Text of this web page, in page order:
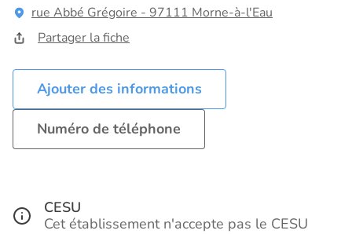
rue Abbé Grégoire - 97111 Morne-à-l'Eau
Partager la fiche
Ajouter des informations
Numéro de téléphone
CESU
Cet établissement n'accepte pas le CESU